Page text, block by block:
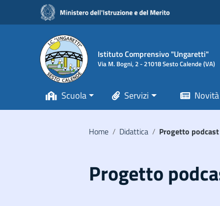
Vai ai contenuti
Vai al menu di navigazione
Vai al footer
Istituto Comprensivo "Ungaretti"
Via M. Bogni, 2 - 21018 Sesto Calende (VA)
Scuola Servizi Novità
Home / Didattica / Progetto podcast
Progetto